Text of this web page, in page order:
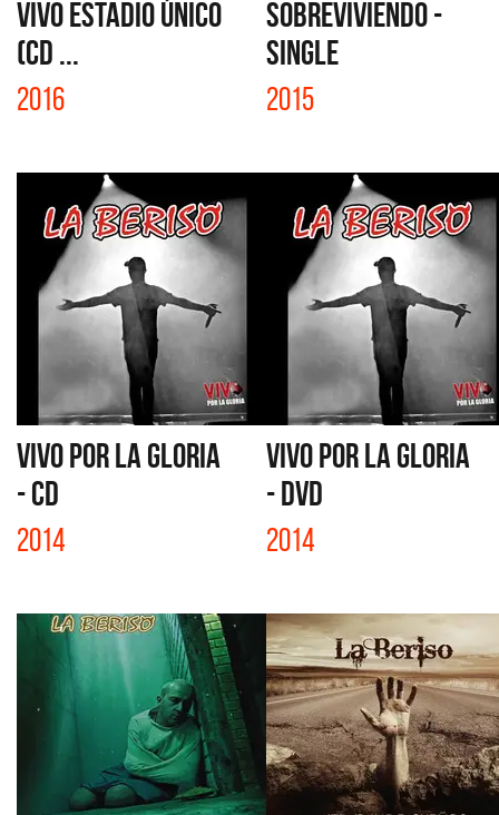
VIVO ESTADIO ÚNICO
(CD ...
2016
SOBREVIVIENDO -
SINGLE
2015
VIVO POR LA GLORIA
- CD
2014
VIVO POR LA GLORIA
- DVD
2014